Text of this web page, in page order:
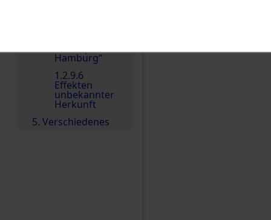
Hamburg“
1.2.9.6
Effekten
unbekannter
Herkunft
5. Verschiedenes